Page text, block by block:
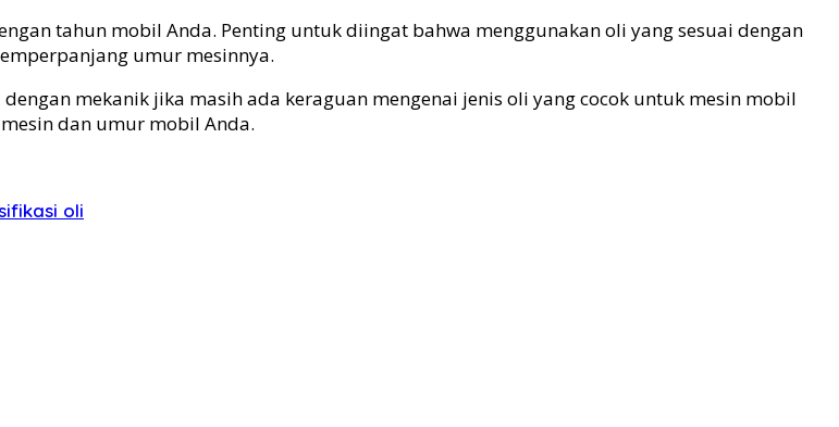
tahun mobil Anda. Penting untuk diingat bahwa menggunakan oli yang sesuai dengan
umur mesinnya.
mekanik jika masih ada keraguan mengenai jenis oli yang cocok untuk mesin mobil
dan umur mobil Anda.
oli